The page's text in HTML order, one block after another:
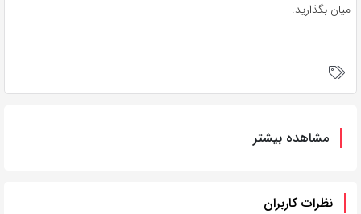
میان بگذارید.
مشاهده بیشتر
نظرات کاربران